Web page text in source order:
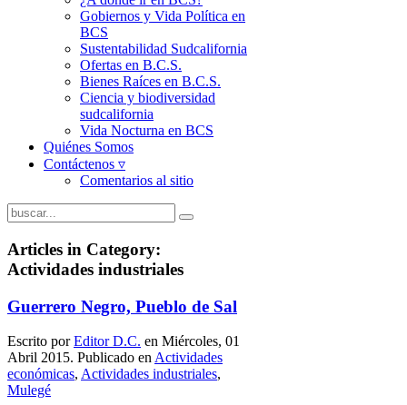
Gobiernos y Vida Política en
BCS
Sustentabilidad Sudcalifornia
Ofertas en B.C.S.
Bienes Raíces en B.C.S.
Ciencia y biodiversidad
sudcalifornia
Vida Nocturna en BCS
Quiénes Somos
Contáctenos ▿
Comentarios al sitio
Articles in Category:
Actividades industriales
Guerrero Negro, Pueblo de Sal
Escrito porEditor D.C. en Miércoles, 01
Abril 2015. Publicado enActividades
económicas, Actividades industriales,
Mulegé